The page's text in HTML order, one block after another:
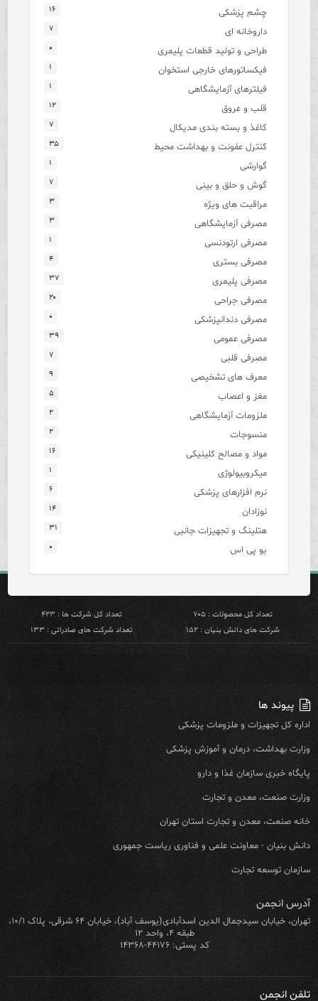
چشم پزشکی ۱۶
داروخانه ای ۷
طراحی و تولید قطعات پلیمری ۰
فیکساتورهای خارجی استخوان ۱
فیلترهای آزمایشگاهی ۱
قلب و عروق ۱۲
کاغذ و بسته بندی مدیکال ۷
کنترل عفونت و بهداشت محیط ۳۵
گوارشی ۱
گوش و حلق و بینی ۷
مراقبت های ویژه ۳
مصرفی آزمایشگاهی ۳
مصرفی ارتودنسی ۱
مصرفی بستری ۴
مصرفی پلیمری ۳۷
مصرفی جراحی ۲۰
مصرفی دندانپزشکی ۰
مصرفی عمومی ۳۹
مصرفی قلبی ۷
معرف های تشخیصی ۹
مغز و اعصاب ۵
ملزومات آزمایشگاهی ۲
منسوجات ۲
مواد و مصالح کلینیکی ۱۶
میکروبیولوژی ۱
نرم افزارهای پزشکی ۶
نوزادان ۱۴
هتلینگ و تجهیزات جانبی ۳۱
یو پی اس ۰
تعداد کل محصولات : ۷۰۵
تعداد کل شرکت ها : ۴۲۳
شرکت های دانش بنیان : ۱۵۲
تعداد شرکت های صادراتی : ۱۳۳
پیوند ها
اداره کل تجهیزات و ملزومات پزشکی
وزارت بهداشت، درمان و آموزش پزشکی
پایگاه خبری سازمان غذا و دارو
وزارت صنعت، معدن و تجارت
خانه صنعت، معدن و تجارت استان تهران
دانش بنیان - معاونت علمی و فناوری ریاست جمهوری
سازمان توسعه تجارت
آدرس انجمن
تهران، خیابان سیدجمال الدین اسدآبادی(یوسف آباد)، خیابان ۶۴ شرقی، پلاک ۱۰/۱،
طبقه ۴، واحد ۱۲
کد پستی: ۴۴۱۷۶-۱۴۳۶۸
تلفن انجمن